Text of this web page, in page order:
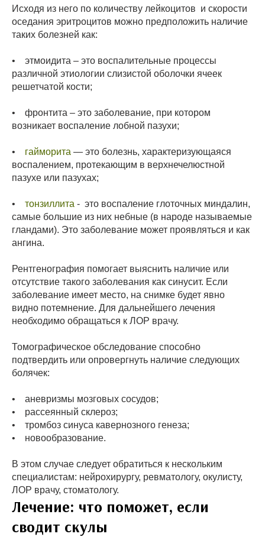
Исходя из него по количеству лейкоцитов и скорости
оседания эритроцитов можно предположить наличие
таких болезней как:
• этмоидита – это воспалительные процессы
различной этиологии слизистой оболочки ячеек
решетчатой кости;
• фронтита – это заболевание, при котором
возникает воспаление лобной пазухи;
• гайморита — это болезнь, характеризующаяся
воспалением, протекающим в верхнечелюстной
пазухе или пазухах;
• тонзиллита - это воспаление глоточных миндалин,
самые большие из них небные (в народе называемые
гландами). Это заболевание может проявляться и как
ангина.
Рентгенография помогает выяснить наличие или
отсутствие такого заболевания как синусит. Если
заболевание имеет место, на снимке будет явно
видно потемнение. Для дальнейшего лечения
необходимо обращаться к ЛОР врачу.
Томографическое обследование способно
подтвердить или опровергнуть наличие следующих
болячек:
• аневризмы мозговых сосудов;
• рассеянный склероз;
• тромбоз синуса кавернозного генеза;
• новообразование.
В этом случае следует обратиться к нескольким
специалистам: нейрохирургу, ревматологу, окулисту,
ЛОР врачу, стоматологу.
Лечение: что поможет, если
сводит скулы